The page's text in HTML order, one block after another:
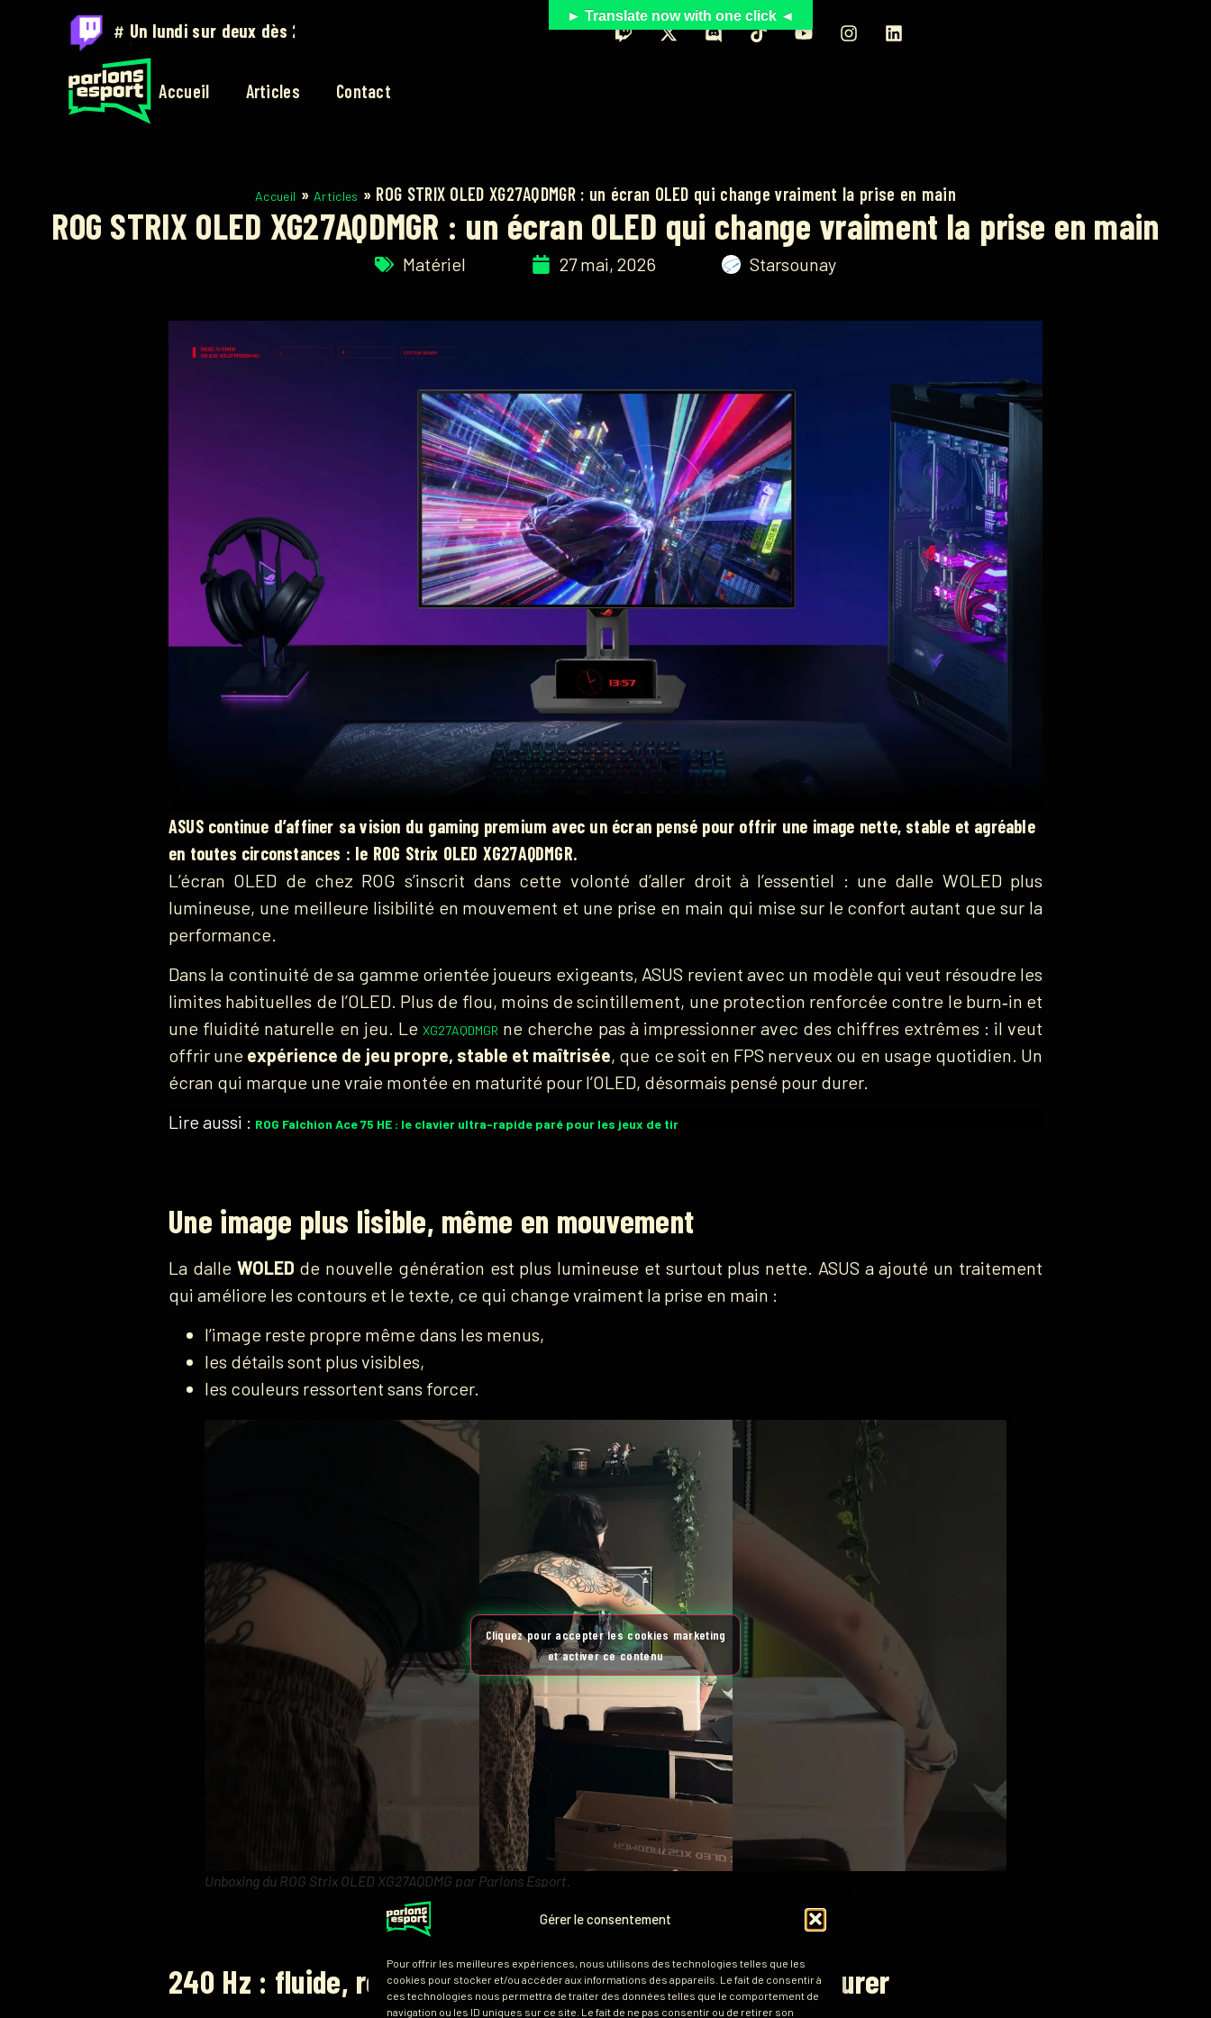
Gérer le consentement
Pour offrir les meilleures expériences, nous utilisons des technologies telles que les
cookies pour stocker et/ou accéder aux informations des appareils. Le fait de consentir à
ces technologies nous permettra de traiter des données telles que le comportement de
navigation ou les ID uniques sur ce site. Le fait de ne pas consentir ou de retirer son
# Sur twitch.tv/parlons_esport
Accueil Articles Contact
Accueil » Articles » ROG STRIX OLED XG27AQDMGR : un écran OLED qui change vraiment la prise en main
ROG STRIX OLED XG27AQDMGR : un écran OLED qui change vraiment la prise en main
Matériel 27 mai, 2026 Starsounay
ASUS continue d’affiner sa vision du gaming premium avec un écran pensé pour offrir une image nette, stable et agréable
en toutes circonstances : le ROG Strix OLED XG27AQDMGR.
L’écran OLED de chez ROG s’inscrit dans cette volonté d’aller droit à l’essentiel : une dalle WOLED plus
lumineuse, une meilleure lisibilité en mouvement et une prise en main qui mise sur le confort autant que sur la
performance.
Dans la continuité de sa gamme orientée joueurs exigeants, ASUS revient avec un modèle qui veut résoudre les
limites habituelles de l’OLED. Plus de flou, moins de scintillement, une protection renforcée contre le burn‑in et
une fluidité naturelle en jeu. Le XG27AQDMGR ne cherche pas à impressionner avec des chiffres extrêmes : il veut
offrir une expérience de jeu propre, stable et maîtrisée, que ce soit en FPS nerveux ou en usage quotidien. Un
écran qui marque une vraie montée en maturité pour l’OLED, désormais pensé pour durer.
Lire aussi : ROG Falchion Ace 75 HE : le clavier ultra-rapide paré pour les jeux de tir
Une image plus lisible, même en mouvement
La dalle WOLED de nouvelle génération est plus lumineuse et surtout plus nette. ASUS a ajouté un traitement
qui améliore les contours et le texte, ce qui change vraiment la prise en main :
l’image reste propre même dans les menus,
les détails sont plus visibles,
les couleurs ressortent sans forcer.
Cliquez pour accepter les cookies marketing
et activer ce contenu
Unboxing du ROG Strix OLED XG27AQDMG par Parlons Esport.
240 Hz : fluide, réactif, naturel et un écran pensé pour durer
► Translate now with one click ◄